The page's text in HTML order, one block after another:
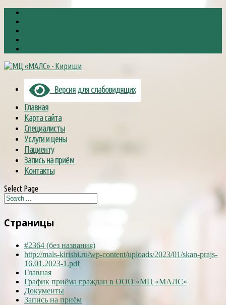
Версия для слабовидящих
Главная
Карта сайта
Специалисты
Услуги и цены
Пациенту
Запись на приём
Контакты
Select Page
Страницы
#2364 (без названия)
http://mals-kirishi.ru/wp-content/uploads/2023/01/skan-prajs-
16.01.2023-1.pdf
Главная
График приёма граждан в ООО «МЦ «МАЛС»
Документы
Запись на приём